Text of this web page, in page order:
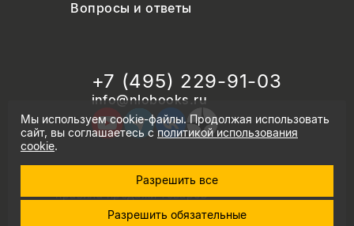
Вопросы и ответы
+7 (495) 229-91-03
info@nlobooks.ru
© Новое литературное обозрение. 2026
правила продажи товаров
политика использования cookie
Мы используем cookie-файлы. Продолжая использовать
сайт, вы соглашаетесь сполитикой использования
cookie.
Разрешить все
Разрешить обязательные